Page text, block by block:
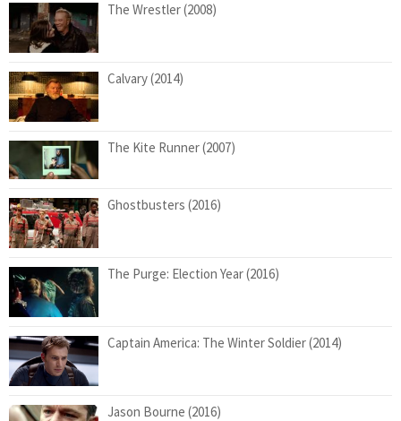
The Wrestler (2008)
Calvary (2014)
The Kite Runner (2007)
Ghostbusters (2016)
The Purge: Election Year (2016)
Captain America: The Winter Soldier (2014)
Jason Bourne (2016)